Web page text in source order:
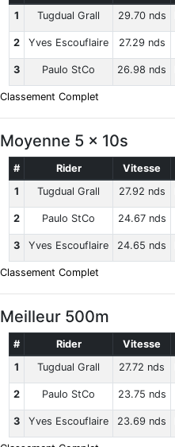
1
Tugdual Grall 29.70 nds
2 Yves Escouflaire 27.29 nds
3 Paulo StCo 26.98 nds
Classement Complet
Moyenne 5 x 10s
# Rider Vitesse
1
Tugdual Grall 27.92 nds
2 Paulo StCo 24.67 nds
3 Yves Escouflaire 24.65 nds
Classement Complet
Meilleur 500m
# Rider Vitesse
1
Tugdual Grall 27.72 nds
2 Paulo StCo 23.75 nds
3 Yves Escouflaire 23.69 nds